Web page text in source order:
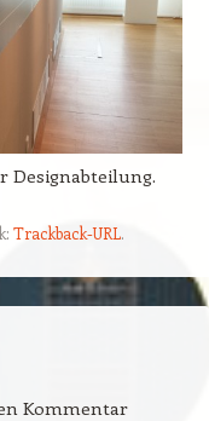
Designabteilung.
Trackback-URL.
Kommentar